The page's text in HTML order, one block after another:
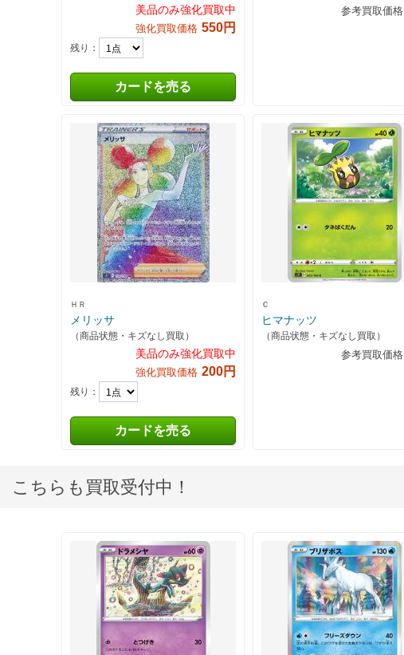
美品のみ強化買取中
強化買取価格 550円
残り：
カードを売る
参考買取価格
ＨＲ
メリッサ
（商品状態・キズなし買取）
美品のみ強化買取中
強化買取価格 200円
残り：
カードを売る
Ｃ
ヒマナッツ
（商品状態・キズなし買取）
参考買取価格
こちらも買取受付中！